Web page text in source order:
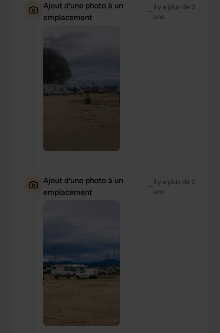
Ajout d'une photo à un
emplacement
—il y a plus de 2
ans
Ajout d'une photo à un
emplacement
—il y a plus de 2
ans